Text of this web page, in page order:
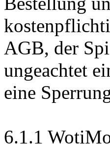
AGB, der
ungeachtet
eine
6.1.1